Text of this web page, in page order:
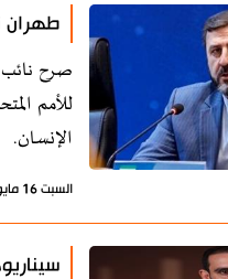
طهران
صرح نائب
للأمم
الإنسان.
السبت 16 مايو 2026 - 22:38 بتوقيت طهران